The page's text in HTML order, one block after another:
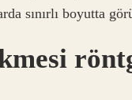
sınırlı boyutta